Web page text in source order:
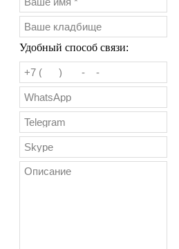
Удобный способ связи: